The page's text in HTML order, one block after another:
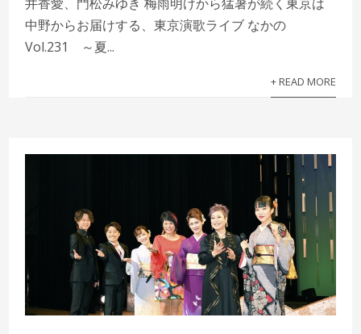
中野からお届けする、東京演歌ライブ なかの
Vol.231 ～夏...
+ READ MORE